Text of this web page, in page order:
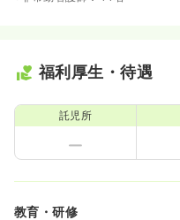
福利厚生・待遇
託児所
教育・研修